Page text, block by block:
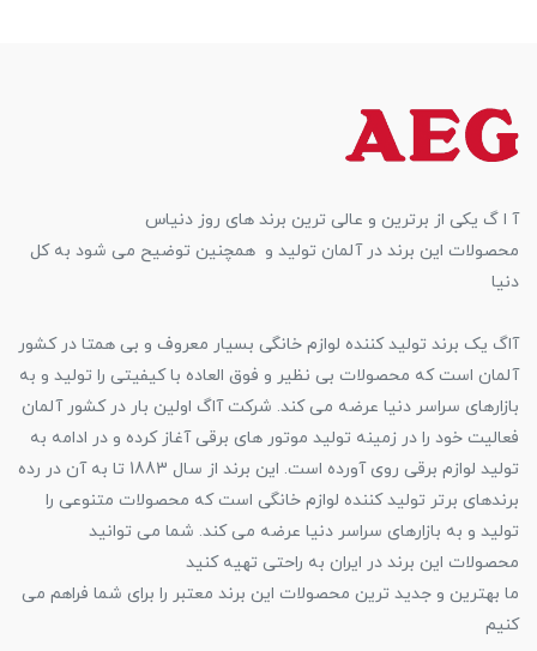
آ ا گ یکی از برترین و عالی ترین برند های روز دنیاس
محصولات این برند در آلمان تولید و همچنین توضیح می شود به کل
دنیا
آاگ یک برند تولید کننده لوازم خانگی بسیار معروف و بی همتا در کشور
آلمان است که محصولات بی نظیر و فوق العاده با کیفیتی را تولید و به
بازارهای سراسر دنیا عرضه می کند. شرکت آاگ اولین بار در کشور آلمان
فعالیت خود را در زمینه تولید موتور های برقی آغاز کرده و در ادامه به
تولید لوازم برقی روی آورده است. این برند از سال 1883 تا به آن در رده
برندهای برتر تولید کننده لوازم خانگی است که محصولات متنوعی را
تولید و به بازارهای سراسر دنیا عرضه می کند. شما می توانید
محصولات این برند در ایران به راحتی تهیه کنید
ما بهترین و‌ جدید ترین محصولات این برند معتبر را برای شما فراهم می
کنیم